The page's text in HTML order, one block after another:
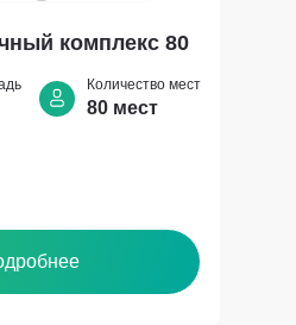
комплекс 80
Количество мест
80 мест